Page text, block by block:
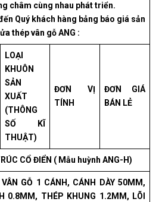
châm cùng nhau phát triển.
Quý khách hàng bảng báo giá sản
thép vân gỗ ANG :
LOẠI
KHUÔN
SẢN
XUẤT
(THÔNG
SỐ KĨ
THUẬT)
ĐƠN VỊ
TÍNH
ĐƠN GIÁ
BÁN LẺ
CỔ ĐIỂN ( Mẫu huỳnh ANG-H)
GỖ 1 CÁNH, CÁNH DÀY 50MM,
0.8MM, THÉP KHUNG 1.2MM, LÕI